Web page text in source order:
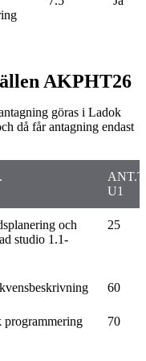
AKPHT26
göras i Ladok
då får antagning endast
U1
och
studio 1.1-
25
60
programmering
70